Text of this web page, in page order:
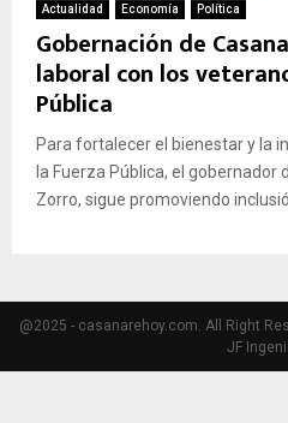
Actualidad Economía Política
Gobernación de
laboral con los
Pública
Para fortalecer el bienestar y la
la Fuerza Pública, el gobernador
Zorro, sigue promoviendo
@2025 - casanarehoy.com. All Right
JF